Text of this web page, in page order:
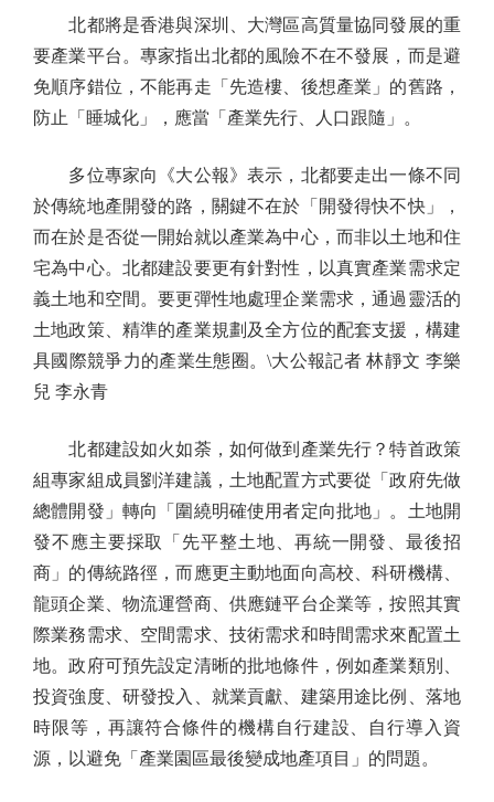
北都將是香港與深圳、大灣區高質量協同發展的重
要產業平台。專家指出北都的風險不在不發展，而是避
免順序錯位，不能再走「先造樓、後想產業」的舊路，
防止「睡城化」，應當「產業先行、人口跟隨」。
多位專家向《大公報》表示，北都要走出一條不同
於傳統地產開發的路，關鍵不在於「開發得快不快」，
而在於是否從一開始就以產業為中心，而非以土地和住
宅為中心。北都建設要更有針對性，以真實產業需求定
義土地和空間。要更彈性地處理企業需求，通過靈活的
土地政策、精準的產業規劃及全方位的配套支援，構建
具國際競爭力的產業生態圈。\大公報記者 林靜文 李樂
兒 李永青
北都建設如火如荼，如何做到產業先行？特首政策
組專家組成員劉洋建議，土地配置方式要從「政府先做
總體開發」轉向「圍繞明確使用者定向批地」。土地開
發不應主要採取「先平整土地、再統一開發、最後招
商」的傳統路徑，而應更主動地面向高校、科研機構、
龍頭企業、物流運營商、供應鏈平台企業等，按照其實
際業務需求、空間需求、技術需求和時間需求來配置土
地。政府可預先設定清晰的批地條件，例如產業類別、
投資強度、研發投入、就業貢獻、建築用途比例、落地
時限等，再讓符合條件的機構自行建設、自行導入資
源，以避免「產業園區最後變成地產項目」的問題。